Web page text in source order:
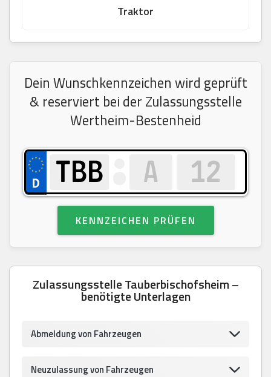
Traktor
Dein Wunschkennzeichen wird geprüft
& reserviert bei der Zulassungsstelle
Wertheim-Bestenheid
KENNZEICHEN PRÜFEN
Zulassungsstelle Tauberbischofsheim –
benötigte Unterlagen
Abmeldung von Fahrzeugen
Neuzulassung von Fahrzeugen